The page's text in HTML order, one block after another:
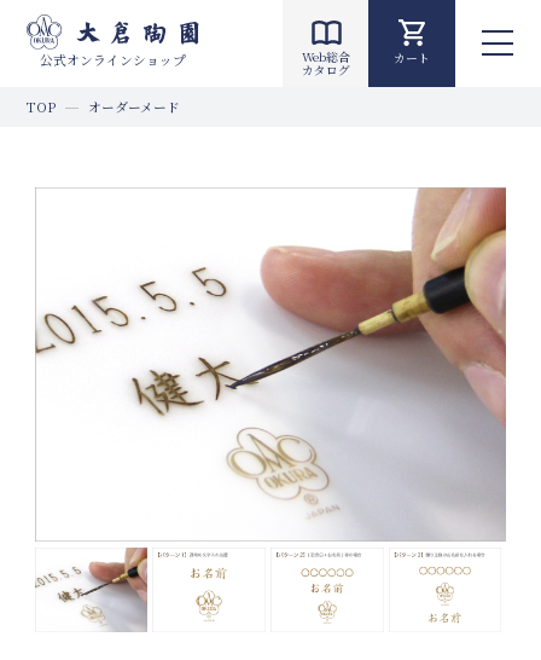
公式オンラインショップ Web総合
カタログ
カート
TOP オーダーメード